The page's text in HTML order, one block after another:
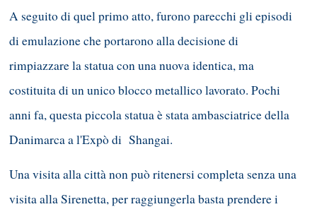
A seguito di quel primo atto, furono parecchi gli episodi
di emulazione che portarono alla decisione di
rimpiazzare la statua con una nuova identica, ma
costituita di un unico blocco metallico lavorato. Pochi
anni fa, questa piccola statua è stata ambasciatrice della
Danimarca a l'Expò di Shangai.
Una visita alla città non può ritenersi completa senza una
visita alla Sirenetta, per raggiungerla basta prendere i